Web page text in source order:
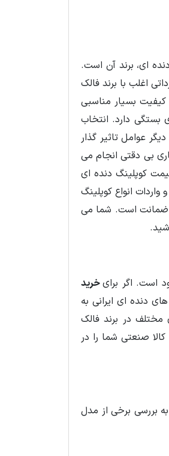
ای، برند آن است.
اغلب با برند فالک
بسیار مناسبی
بستگی دارد. انتخاب
عوامل تاثیر گذار
بی دقتی انجام می
کوپلینگ دنده ای
انواع کوپلینگ
ضمانت است. شما می
است. اگر برایخرید
دنده ای ایرانی به
در برند فالک
صنعتی شما را در
بررسی برخی از مدل